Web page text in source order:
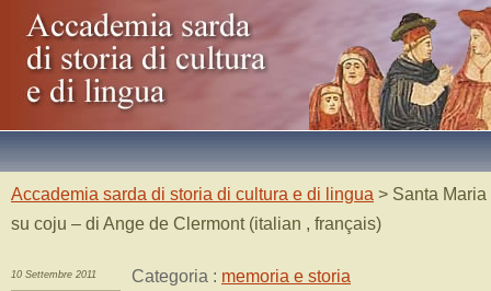
Accademia sarda di storia di cultura e di lingua > Santa Maria
su coju – di Ange de Clermont (italian , français)
10 Settembre 2011 Categoria : memoria e storia